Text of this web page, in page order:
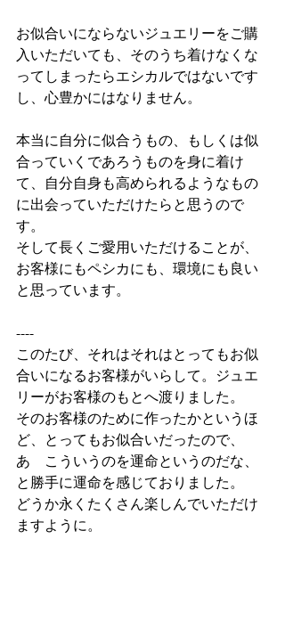
お似合いにならないジュエリーをご購
入いただいても、そのうち着けなくな
ってしまったらエシカルではないです
し、心豊かにはなりません。
本当に自分に似合うもの、もしくは似
合っていくであろうものを身に着け
て、自分自身も高められるようなもの
に出会っていただけたらと思うので
す。
そして長くご愛用いただけることが、
お客様にもペシカにも、環境にも良い
と思っています。
----
このたび、それはそれはとってもお似
合いになるお客様がいらして。ジュエ
リーがお客様のもとへ渡りました。
そのお客様のために作ったかというほ
ど、とってもお似合いだったので、
あゝこういうのを運命というのだな、
と勝手に運命を感じておりました。
どうか永くたくさん楽しんでいただけ
ますように。